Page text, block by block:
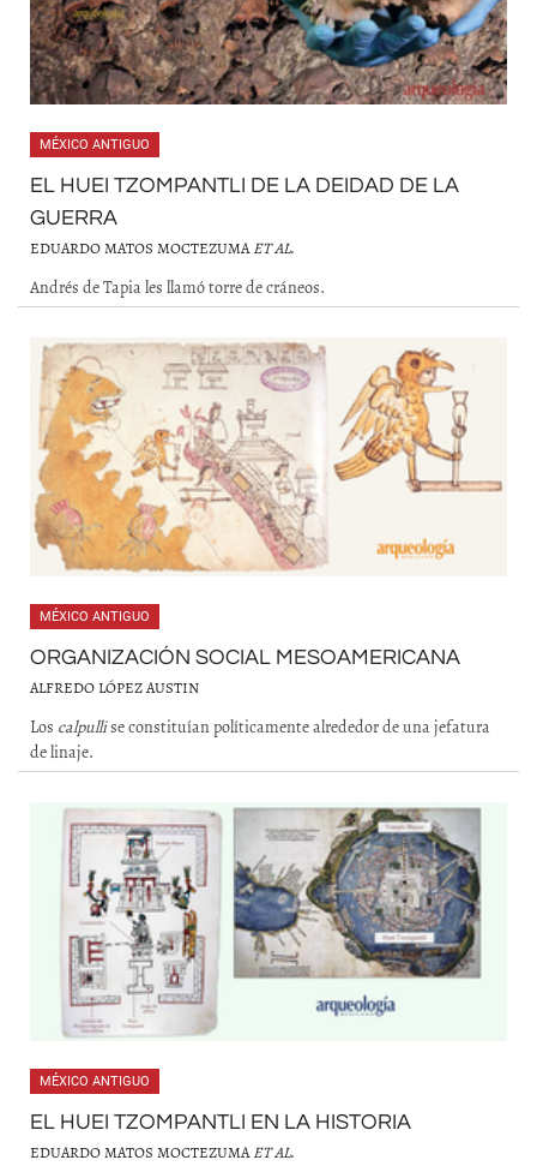
MÉXICO ANTIGUO
EL HUEI TZOMPANTLI DE LA DEIDAD DE LA
GUERRA
EDUARDO MATOS MOCTEZUMAET AL.
Andrés de Tapia les llamó torre de cráneos.
MÉXICO ANTIGUO
ORGANIZACIÓN SOCIAL MESOAMERICANA
ALFREDO LÓPEZ AUSTIN
Los calpullise constituían políticamente alrededor de una jefatura
de linaje.
MÉXICO ANTIGUO
EL HUEI TZOMPANTLI EN LA HISTORIA
EDUARDO MATOS MOCTEZUMAET AL.